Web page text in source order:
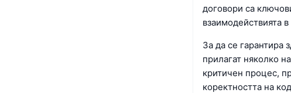
договори са
взаимодействията
За да се гарантира
прилагат няколко
критичен процес,
коректността на